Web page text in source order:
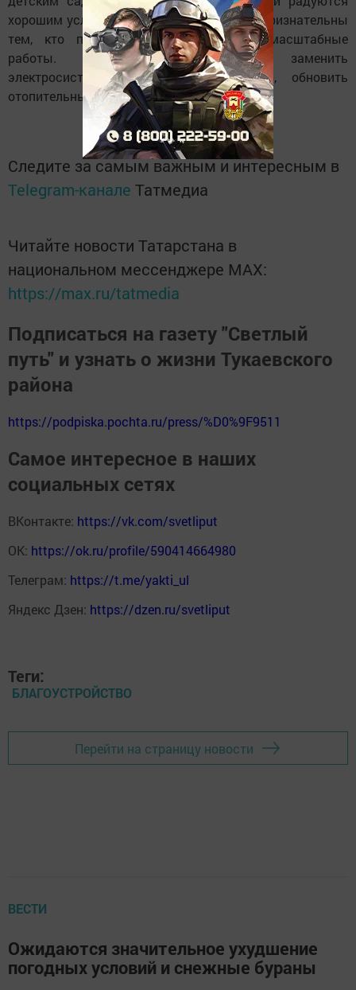
хорошим условиям для их детей и очень признательны
тем, кто помогает выполнить такие масштабные
работы. «Теперь нам предстоит заменить
электросистему в помещении, кровлю, обновить
отопительные радиаторы», -говорит она.
Следите за самым важным и интересным в
Telegram-канале Татмедиа
Читайте новости Татарстана в
национальном мессенджере MАХ:
https://max.ru/tatmedia
Подписаться на газету "Светлый
путь" и узнать о жизни Тукаевского
района
https://podpiska.pochta.ru/press/%D0%9F9511
Самое интересное в наших
социальных сетях
ВКонтакте: https://vk.com/svetliput
ОК: https://ok.ru/profile/590414664980
Телеграм: https://t.me/yakti_ul
Яндекс Дзен: https://dzen.ru/svetliput
Теги:
БЛАГОУСТРОЙСТВО
Перейти на страницу новости
ВЕСТИ
Ожидаются значительное ухудшение
погодных условий и снежные бураны